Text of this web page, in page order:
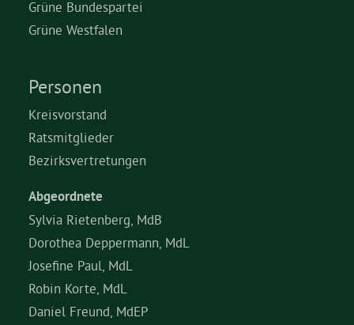
Grüne Bundespartei
Grüne Westfalen
Personen
Kreisvorstand
Ratsmitglieder
Bezirksvertretungen
Abgeordnete
Sylvia Rietenberg, MdB
Dorothea Deppermann, MdL
Josefine Paul, MdL
Robin Korte, MdL
Daniel Freund, MdEP